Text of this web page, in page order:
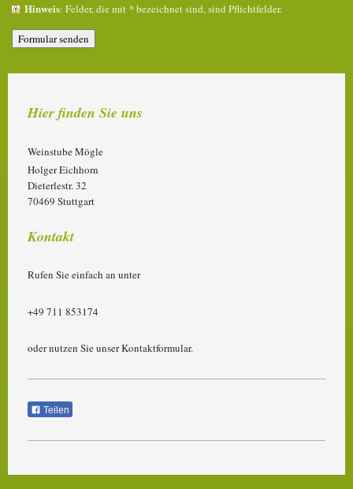
Hinweis : Felder, die mit *bezeichnet sind, sind Pflichtfelder.
Hier finden Sie uns
Weinstube Mögle
Holger Eichhorn
Dieterlestr. 32
70469 Stuttgart
Kontakt
Rufen Sie einfach an unter
+49 711 853174
oder nutzen Sie unser Kontaktformular.
Teilen